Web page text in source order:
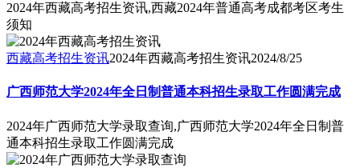
2024年西藏高考招生资讯,西藏2024年普通高考成都考区考生
须知
西藏高考招生资讯2024年西藏高考招生资讯2024/8/25
广西师范大学2024年全日制普通本科招生录取工作圆满完成
2024年广西师范大学录取查询,广西师范大学2024年全日制普
通本科招生录取工作圆满完成